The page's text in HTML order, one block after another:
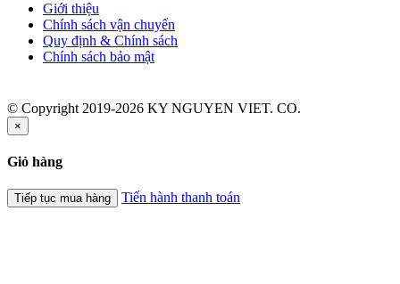
Giới thiệu
Chính sách vận chuyển
Quy định & Chính sách
Chính sách bảo mật
© Copyright 2019-2026 KY NGUYEN VIET. CO.
×
Giỏ hàng
Tiếp tục mua hàng Tiến hành thanh toán